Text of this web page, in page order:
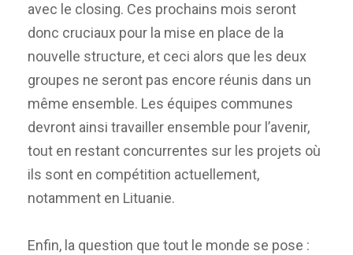
avec le closing. Ces prochains mois seront
donc cruciaux pour la mise en place de la
nouvelle structure, et ceci alors que les deux
groupes ne seront pas encore réunis dans un
même ensemble. Les équipes communes
devront ainsi travailler ensemble pour l’avenir,
tout en restant concurrentes sur les projets où
ils sont en compétition actuellement,
notamment en Lituanie.
Enfin, la question que tout le monde se pose :